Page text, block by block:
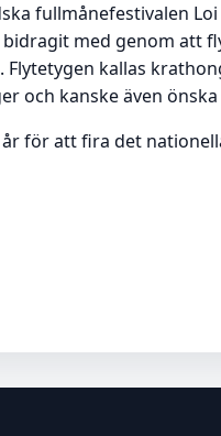
fullmånefestivalen
med genom att
Flytetygen kallas
och kanske även
för att fira det